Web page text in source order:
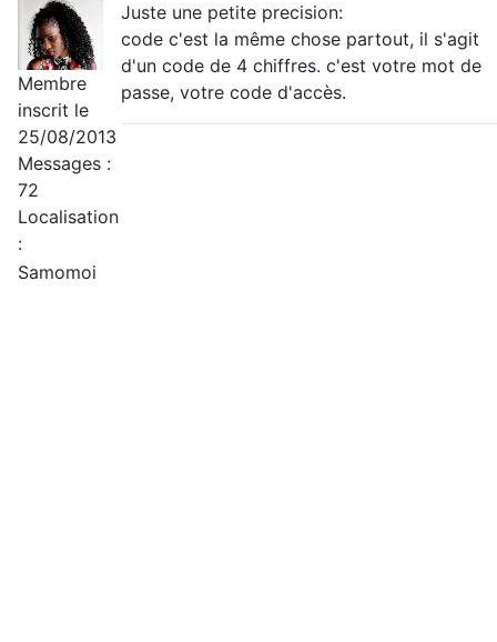
Membre
inscrit le
25/08/2013
Messages :
72
Localisation
:
Juste une petite precision:
code c'est la même chose partout, il s'agit
d'un code de 4 chiffres. c'est votre mot de
passe, votre code d'accès.
Samomoi